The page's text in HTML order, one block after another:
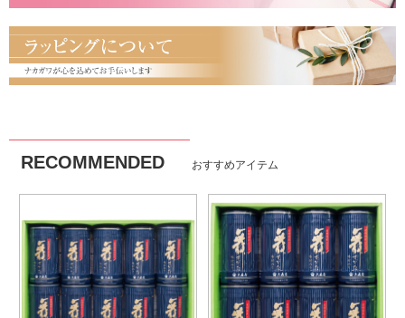
RECOMMENDED おすすめアイテム